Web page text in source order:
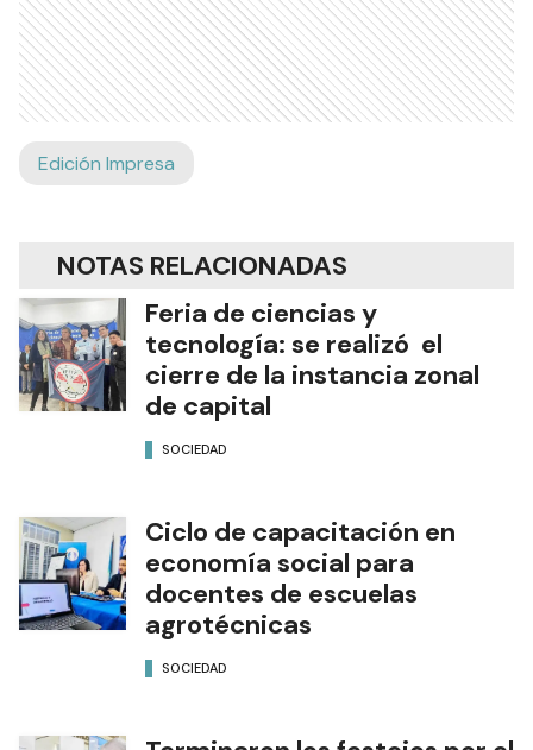
Edición Impresa
NOTAS RELACIONADAS
Feria de ciencias y
tecnología: se realizó el
cierre de la instancia zonal
de capital
SOCIEDAD
Ciclo de capacitación en
economía social para
docentes de escuelas
agrotécnicas
SOCIEDAD